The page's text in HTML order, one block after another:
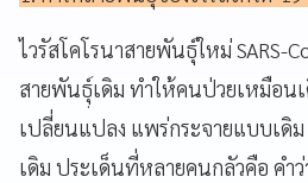
ไวรัสโคโรนาสายพันธุ์ใหม่ SARS-
สายพันธฺุ์เดิม ทำให้คนป่วยเหมือนเ
เปลี่ยนแปลง แพร่กระจายแบบเดิ
เดิม ประเด็นที่หลายคนกลัวคือ คำ